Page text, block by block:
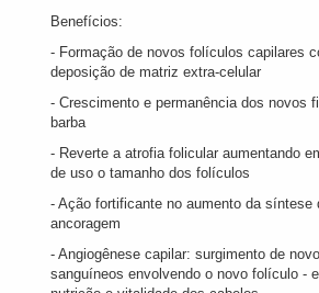
Benefícios:
- Formação de novos folículos capilares
deposição de matriz extra-celular
- Crescimento e permanência dos novos
barba
- Reverte a atrofia folicular aumentando
de uso o tamanho dos folículos
- Ação fortificante no aumento da síntese
ancoragem
- Angiogênese capilar: surgimento de
sanguíneos envolvendo o novo folículo -